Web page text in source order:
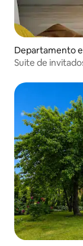
Departamento
Suite de